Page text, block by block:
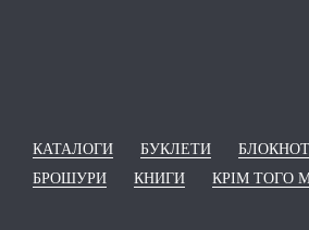
КАТАЛОГИ БУКЛЕТИ
БРОШУРИ
КНИГИ КРІМ ТОГО